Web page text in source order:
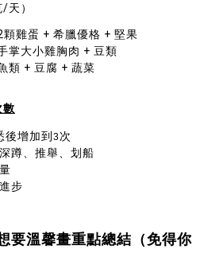
天）
雞蛋 + 希臘優格 + 堅果
掌大小雞胸肉 + 豆類
類 + 豆腐 + 蔬菜
數
後增加到3次
蹲、推舉、划船
步
要溫馨畫重點總結（免得你